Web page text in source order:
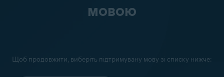
мовою
Щоб продовжити, виберіть підтримувану мову зі списку нижче: